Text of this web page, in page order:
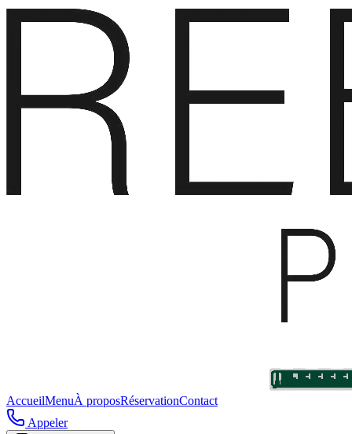
AccueilMenuÀ proposRéservationContact
Appeler